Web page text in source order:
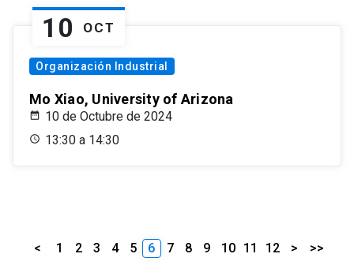
10 OCT
Organización Industrial
Mo Xiao, University of Arizona
10 de Octubre de 2024
13:30 a 14:30
< 1 2 3 4 5 6 7 8 9 10 11 12 > >>